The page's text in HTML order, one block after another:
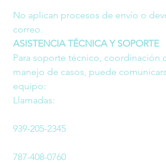
No aplican procesos de envío o
correo.
ASISTENCIA TÉCNICA Y SOPORTE
Para soporte técnico, coordinación
manejo de casos, puede
equipo:
Llamadas:
939-205-2345
787-408-0760